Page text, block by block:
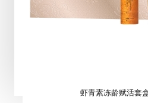
虾青素冻龄赋活套